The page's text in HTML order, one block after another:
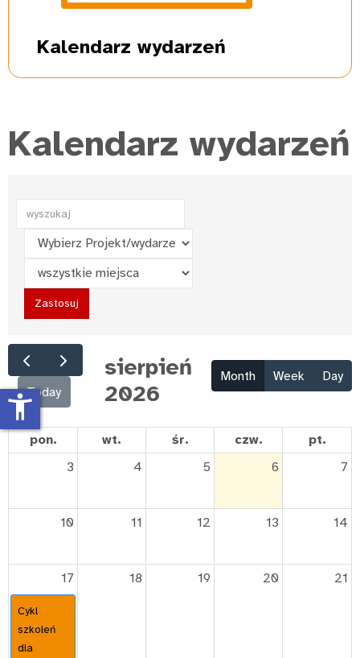
Kalendarz wydarzeń
Kalendarz wydarzeń
Today
sierpień
2026
Month Week Day
pon. wt. śr. czw.
pt.
3
4 5 6 7
10 11 12 13 14
17
Cykl
szkoleń
dla
18 19 20 21
accessibility_new